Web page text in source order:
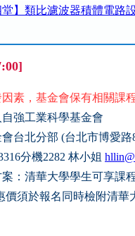
堂】類比濾波器積體電路
素，基金會保有相關課
強工業科學基金會
會台北分部 (台北市博愛路
分機2282 林小姐
：清華大學學生可享課
價須於報名同時檢附清華